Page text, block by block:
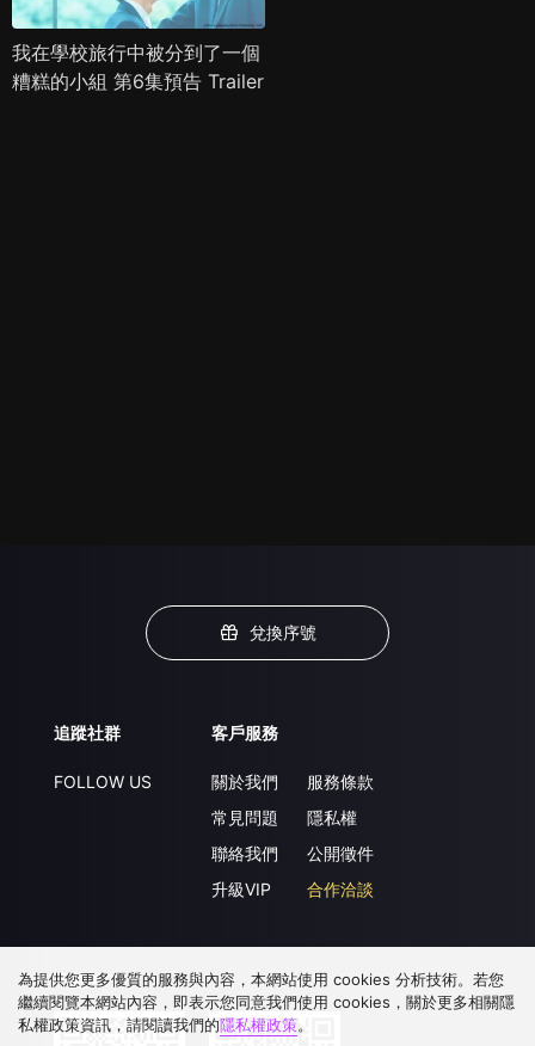
我在學校旅行中被分到了一個
糟糕的小組 第6集預告 Trailer
兌換序號
追蹤社群
FOLLOW US
客戶服務
關於我們
常見問題
聯絡我們
升級VIP
服務條款
隱私權
公開徵件
合作洽談
下載 APP
為提供您更多優質的服務與內容，本網站使用 cookies 分析技術。若您
繼續閱覽本網站內容，即表示您同意我們使用 cookies，關於更多相關隱
私權政策資訊，請閱讀我們的隱私權政策。